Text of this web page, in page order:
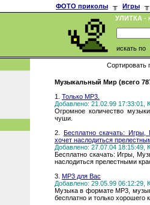
ФОТО приколы ╥ Игры
╥
УЛИТКА -
искать по
Сортировать
Музыкальный Мир (всего
1. Только MP3.
Добавлено: 21.02.99 17:33:01,
Огромное количество
чуши.
2. Бесплатно скачать:
хочет наслодиться
Добавлено: 27.07.04 18:15:49,
Бесплатно скачать: Игры,
наслодиться прелестными
3. MP3 для Вас
Добавлено: 29.05.99 06:12:29,
Музыка в формате MP3,
бесплатно и только хорошего